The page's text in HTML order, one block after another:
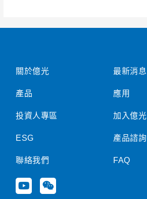
關於億光
產品
投資人專區
ESG
聯絡我們
Y
o
W
e
最新消息
應用
加入億光
產品諮詢
FAQ